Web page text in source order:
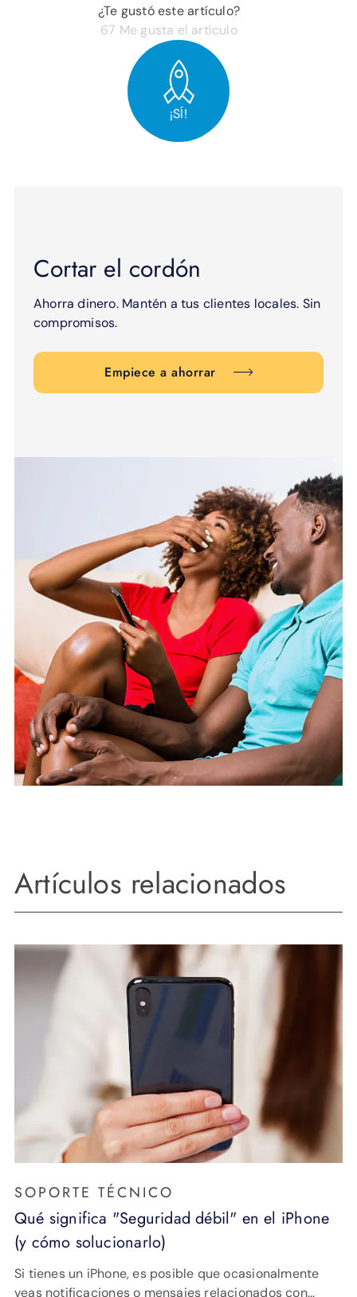
¿Te gustó este artículo?
67 Me gusta el artículo
¡SÍ!
Cortar el cordón
Ahorra dinero. Mantén a tus clientes locales. Sin
compromisos.
Empiece a ahorrar
Artículos relacionados
SOPORTE TÉCNICO
Qué significa "Seguridad débil" en el iPhone
(y cómo solucionarlo)
Si tienes un iPhone, es posible que ocasionalmente
veas notificaciones o mensajes relacionados con...